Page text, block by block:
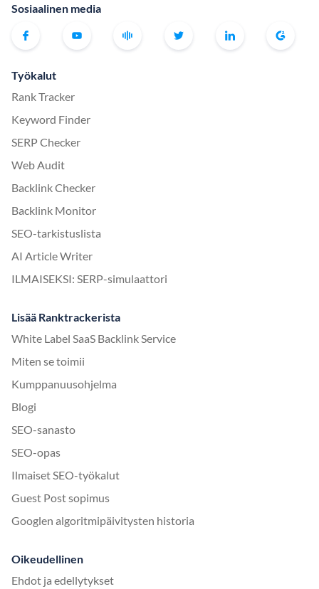
Sosiaalinen media
Työkalut
Rank Tracker
Keyword Finder
SERP Checker
Web Audit
Backlink Checker
Backlink Monitor
SEO-tarkistuslista
AI Article Writer
ILMAISEKSI: SERP-simulaattori
Lisää Ranktrackerista
White Label SaaS Backlink Service
Miten se toimii
Kumppanuusohjelma
Blogi
SEO-sanasto
SEO-opas
Ilmaiset SEO-työkalut
Guest Post sopimus
Googlen algoritmipäivitysten historia
Oikeudellinen
Ehdot ja edellytykset